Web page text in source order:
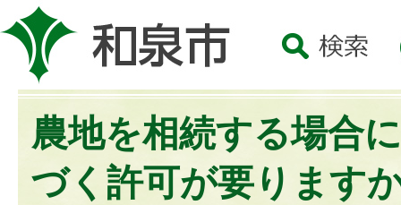
農地を相続する場合
づく許可が要ります